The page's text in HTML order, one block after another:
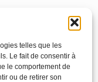
telles que les
Le fait de consentir à
le comportement de
ou de retirer son